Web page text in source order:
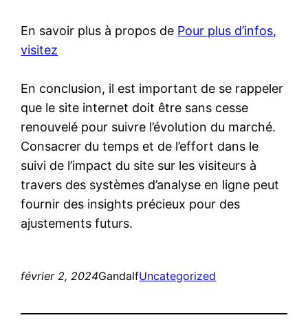
En savoir plus à propos de Pour plus d’infos,
visitez
En conclusion, il est important de se rappeler
que le site internet doit être sans cesse
renouvelé pour suivre l’évolution du marché.
Consacrer du temps et de l’effort dans le
suivi de l’impact du site sur les visiteurs à
travers des systèmes d’analyse en ligne peut
fournir des insights précieux pour des
ajustements futurs.
février 2, 2024GandalfUncategorized